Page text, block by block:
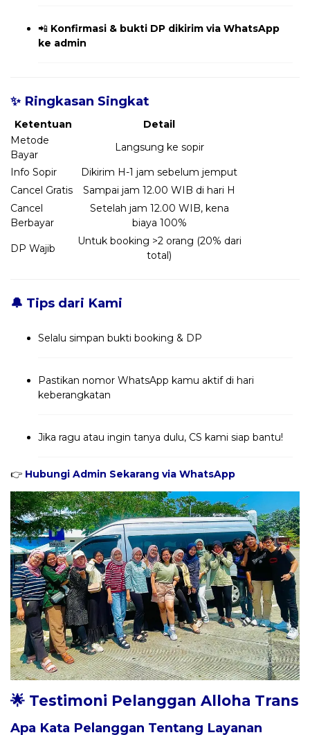
📲 Konfirmasi & bukti DP dikirim via WhatsApp
ke admin
✨ Ringkasan Singkat
Ketentuan
Detail
Metode
Bayar
Langsung ke sopir
Info Sopir
Dikirim H-1 jam sebelum jemput
Cancel Gratis
Sampai jam 12.00 WIB di hari H
Cancel
Berbayar
Setelah jam 12.00 WIB, kena
biaya 100%
DP Wajib
Untuk booking >2 orang (20% dari
total)
🔔 Tips dari Kami
Selalu simpan bukti booking & DP
Pastikan nomor WhatsApp kamu aktif di hari
keberangkatan
Jika ragu atau ingin tanya dulu, CS kami siap bantu!
👉 Hubungi Admin Sekarang via WhatsApp
🌟 Testimoni Pelanggan Alloha Trans
Apa Kata Pelanggan Tentang Layanan